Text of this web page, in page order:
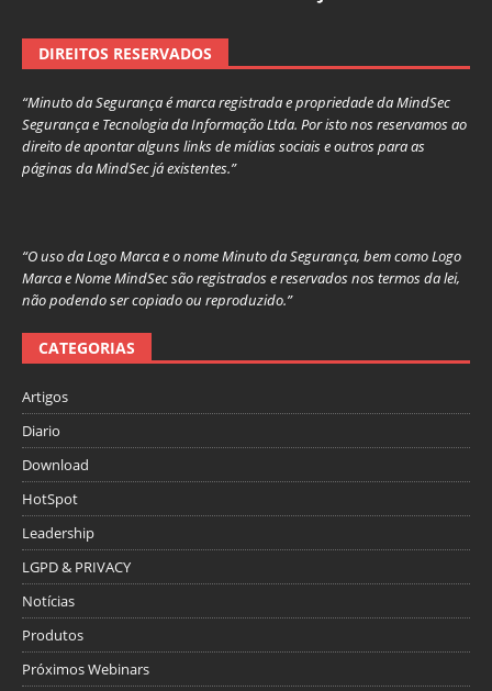
DIREITOS RESERVADOS
“Minuto da Segurança é marca registrada e propriedade da MindSec
Segurança e Tecnologia da Informação Ltda. Por isto nos reservamos ao
direito de apontar alguns links de mídias sociais e outros para as
páginas da MindSec já existentes.”
“O uso da Logo Marca e o nome Minuto da Segurança, bem como Logo
Marca e Nome MindSec são registrados e reservados nos termos da lei,
não podendo ser copiado ou reproduzido.”
CATEGORIAS
Artigos
Diario
Download
HotSpot
Leadership
LGPD & PRIVACY
Notícias
Produtos
Próximos Webinars